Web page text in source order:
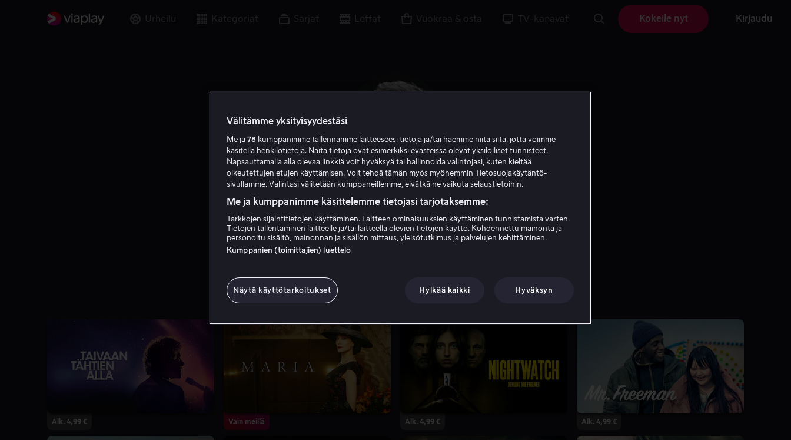
Urheilu Kategoriat Sarjat Leffat Vuokraa & osta TV-kanavat Kokeile nyt Kirjaudu
Caspar Phillipson
Näyttelijä
Alk. 4,99 € Vain meillä Alk. 4,99 € Alk. 4,99 €
Välitämme yksityisyydestäsi
Me ja 78 kumppanimme tallennamme laitteeseesi tietoja ja/tai haemme niitä siitä, jotta voimme
käsitellä henkilötietoja. Näitä tietoja ovat esimerkiksi evästeissä olevat yksilölliset tunnisteet.
Napsauttamalla alla olevaa linkkiä voit hyväksyä tai hallinnoida valintojasi, kuten kieltää
oikeutettujen etujen käyttämisen. Voit tehdä tämän myös myöhemmin Tietosuojakäytäntö-
sivullamme. Valintasi välitetään kumppaneillemme, eivätkä ne vaikuta selaustietoihin.
Me ja kumppanimme käsittelemme tietojasi tarjotaksemme:
Tarkkojen sijaintitietojen käyttäminen. Laitteen ominaisuuksien käyttäminen tunnistamista varten.
Tietojen tallentaminen laitteelle ja/tai laitteella olevien tietojen käyttö. Kohdennettu mainonta ja
personoitu sisältö, mainonnan ja sisällön mittaus, yleisötutkimus ja palvelujen kehittäminen.
Kumppanien (toimittajien) luettelo
Näytä käyttötarkoitukset Hylkää kaikki Hyväksyn